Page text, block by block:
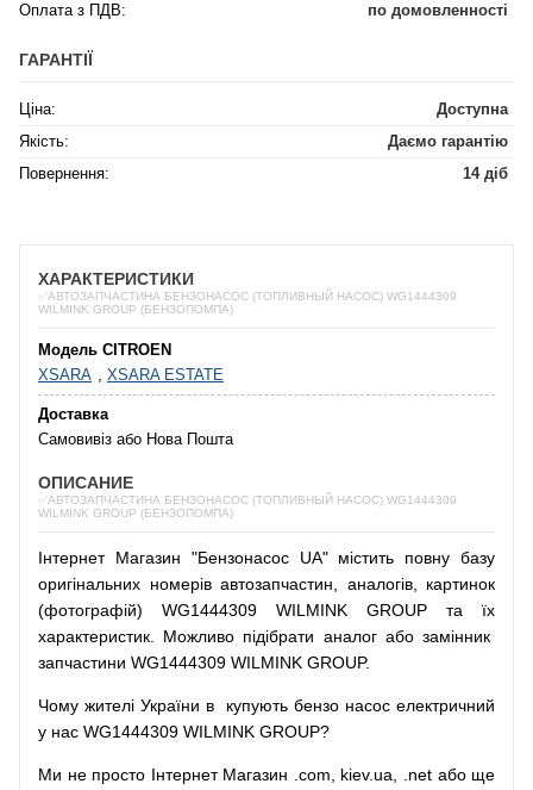
Оплата з ПДВ:
по домовленності
ГАРАНТІЇ
Ціна:
Доступна
Якість:
Даємо гарантію
Повернення:
14 діб
ХАРАКТЕРИСТИКИ
✅АВТОЗАПЧАСТИНА БЕНЗОНАСОС (ТОПЛИВНЫЙ НАСОС) WG1444309
WILMINK GROUP (БЕНЗОПОМПА)
Модель CITROEN
XSARA , XSARA ESTATE
Доставка
Самовивіз або Нова Пошта
ОПИСАНИЕ
✅АВТОЗАПЧАСТИНА БЕНЗОНАСОС (ТОПЛИВНЫЙ НАСОС) WG1444309
WILMINK GROUP (БЕНЗОПОМПА)
Інтернет Магазин "Бензонасос UA" містить повну базу
оригінальних номерів автозапчастин аналогів,
картинок
(фотографій) WG1444309 WILMINK GROUP та їх
характеристик. Можливо підібрати аналог або замінник
запчастини WG1444309 WILMINK GROUP.
Чому жителі України в купують бензо насос електричний
у нас WG1444309 WILMINK GROUP?
Ми не просто Інтернет Магазин .com kiev.ua .net або ще